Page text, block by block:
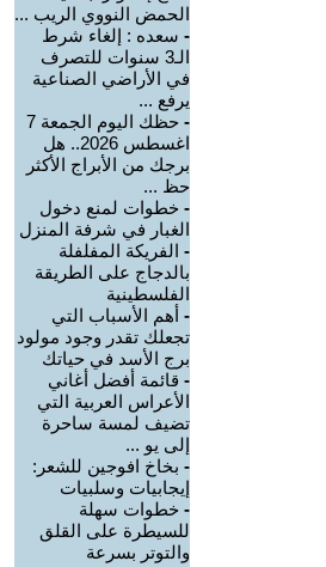
الحمض النووي الريب ...
- سعده : إلغاء شرط
الـ3 سنوات للتصرف
في الأراضي الصناعية
يرفع ...
-
حظك اليوم الجمعة 7
اغسطس 2026.. هل
برجك من الأبراج الأكثر
حظ ...
- خطوات لمنع دخول
الغبار في شرفة المنزل
- الفريكة المفلفلة
بالدجاج على الطريقة
الفلسطينية
- أهم الأسباب التي
تجعلك تقدر وجود مولود
برج الأسد في حياتك
- قائمة أفضل أغاني
الأعراس العربية التي
تضيف لمسة ساحرة
إلى يو ...
- بخاخ افوجين للشعر:
إيجابيات وسلبيات
- خطوات سهلة
للسيطرة على القلق
والتوتر بسرعة